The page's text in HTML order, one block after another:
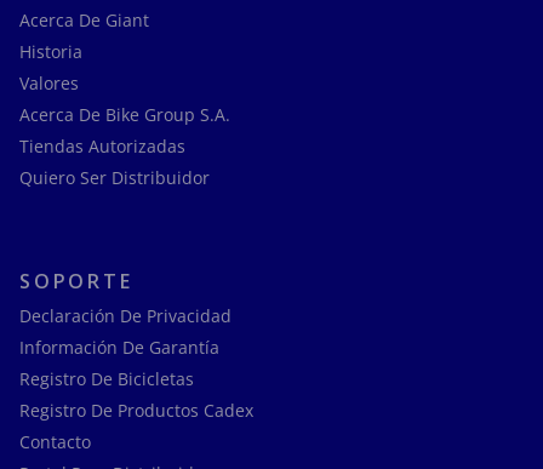
Acerca De Giant
Historia
Valores
Acerca De Bike Group S.A.
Tiendas Autorizadas
Quiero Ser Distribuidor
SOPORTE
Declaración De Privacidad
Información De Garantía
Registro De Bicicletas
Registro De Productos Cadex
Contacto